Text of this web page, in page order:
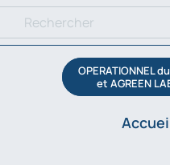
Rechercher:
OPERATIONNEL
et AGREEN